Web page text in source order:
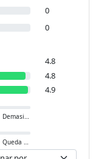
0
0
4.8
4.8
4.9
Demasiado grande
Queda holgado